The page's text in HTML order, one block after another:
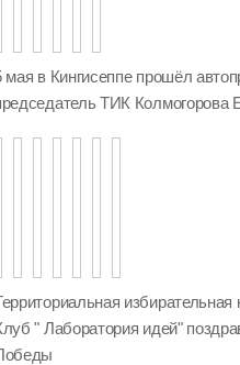
мая в Кингисеппе прошёл
ТИК Колмогорова
" Лаборатория идей"